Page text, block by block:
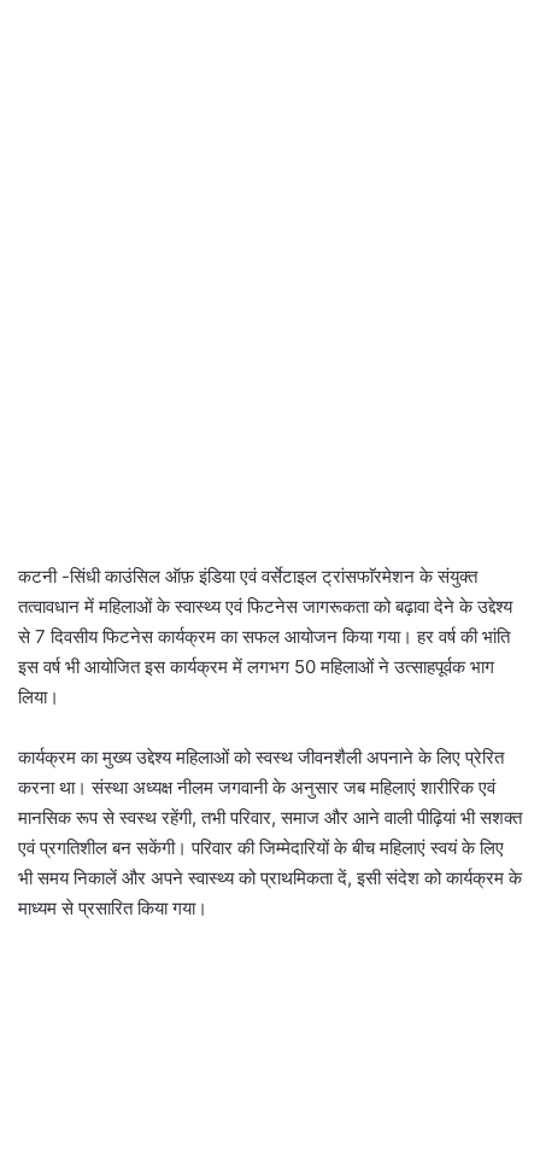
कटनी -सिंधी काउंसिल ऑफ़ इंडिया एवं वर्सेटाइल ट्रांसफाॅरमेशन के संयुक्त
तत्वावधान में महिलाओं के स्वास्थ्य एवं फिटनेस जागरूकता को बढ़ावा देने के उद्देश्य
से 7 दिवसीय फिटनेस कार्यक्रम का सफल आयोजन किया गया। हर वर्ष की भांति
इस वर्ष भी आयोजित इस कार्यक्रम में लगभग 50 महिलाओं ने उत्साहपूर्वक भाग
लिया।
कार्यक्रम का मुख्य उद्देश्य महिलाओं को स्वस्थ जीवनशैली अपनाने के लिए प्रेरित
करना था। संस्था अध्यक्ष नीलम जगवानी के अनुसार जब महिलाएं शारीरिक एवं
मानसिक रूप से स्वस्थ रहेंगी, तभी परिवार, समाज और आने वाली पीढ़ियां भी सशक्त
एवं प्रगतिशील बन सकेंगी। परिवार की जिम्मेदारियों के बीच महिलाएं स्वयं के लिए
भी समय निकालें और अपने स्वास्थ्य को प्राथमिकता दें, इसी संदेश को कार्यक्रम के
माध्यम से प्रसारित किया गया।